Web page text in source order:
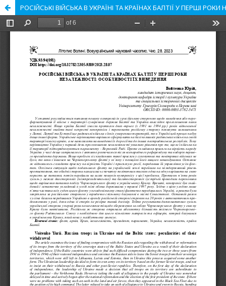
РОСІЙСЬКІ ВІЙСЬКА В УКРАЇНІ ТА КРАЇНАХ БАЛТІЇ У ПЕРШІ